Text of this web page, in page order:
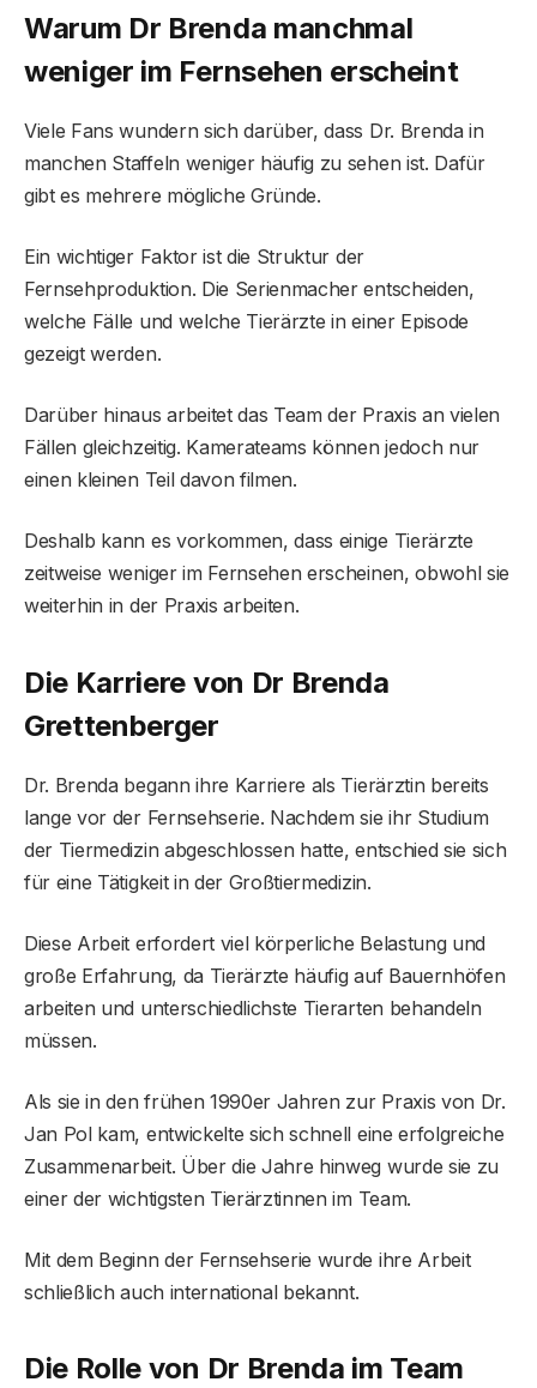
Warum Dr Brenda manchmal
weniger im Fernsehen erscheint
Viele Fans wundern sich darüber, dass Dr. Brenda in
manchen Staffeln weniger häufig zu sehen ist. Dafür
gibt es mehrere mögliche Gründe.
Ein wichtiger Faktor ist die Struktur der
Fernsehproduktion. Die Serienmacher entscheiden,
welche Fälle und welche Tierärzte in einer Episode
gezeigt werden.
Darüber hinaus arbeitet das Team der Praxis an vielen
Fällen gleichzeitig. Kamerateams können jedoch nur
einen kleinen Teil davon filmen.
Deshalb kann es vorkommen, dass einige Tierärzte
zeitweise weniger im Fernsehen erscheinen, obwohl sie
weiterhin in der Praxis arbeiten.
Die Karriere von Dr Brenda
Grettenberger
Dr. Brenda begann ihre Karriere als Tierärztin bereits
lange vor der Fernsehserie. Nachdem sie ihr Studium
der Tiermedizin abgeschlossen hatte, entschied sie sich
für eine Tätigkeit in der Großtiermedizin.
Diese Arbeit erfordert viel körperliche Belastung und
große Erfahrung, da Tierärzte häufig auf Bauernhöfen
arbeiten und unterschiedlichste Tierarten behandeln
müssen.
Als sie in den frühen 1990er Jahren zur Praxis von Dr.
Jan Pol kam, entwickelte sich schnell eine erfolgreiche
Zusammenarbeit. Über die Jahre hinweg wurde sie zu
einer der wichtigsten Tierärztinnen im Team.
Mit dem Beginn der Fernsehserie wurde ihre Arbeit
schließlich auch international bekannt.
Die Rolle von Dr Brenda im Team